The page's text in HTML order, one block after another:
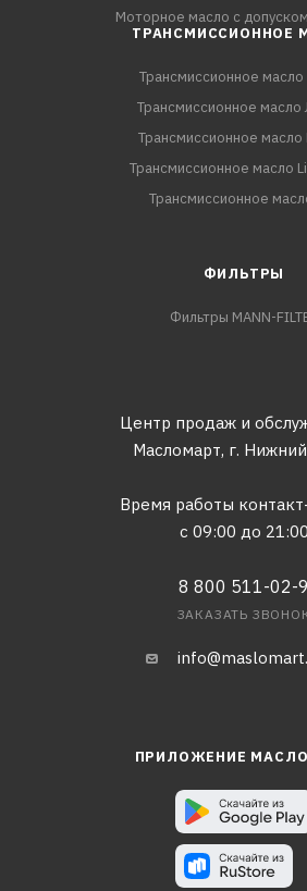
Моторное масло с
ТРАНСМИССИОННОЕ
Трансмиссионное масло
Трансмиссионное масло
Трансмиссионное масло
Трансмиссионное масло
Трансмиссионное
ФИЛЬТРЫ
Фильтры MANN-
Центр продаж и
Масломарт, г.
Время работы
с 09:00 до 21:00
8 800 511-02-
ЗАКАЗАТЬ
ПРИЛОЖЕНИЕ